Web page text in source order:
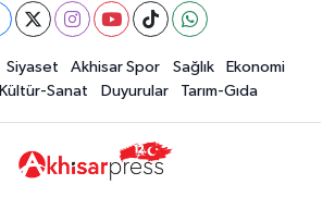
15:02Akhisar'da sıcak hava etkisini
sürdürüyor! İşte 5 günlük hava
durumu
Güncel
14:53
Siyaset Akhisar Spor Sağlık
Ekonomi
Kültür-Sanat Duyurular Tarım-Gıda